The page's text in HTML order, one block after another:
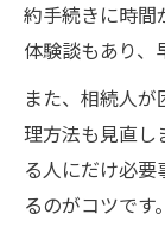
約手続きに時間
体験談もあり、
また、相続人
理方法も見直し
る人にだけ必
るのがコツです。